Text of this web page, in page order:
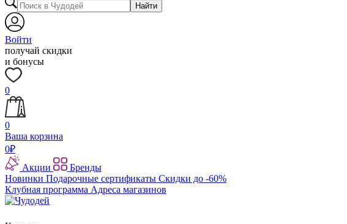
Найти
Войти
получай скидки
и бонусы
0
0
Ваша корзина
0₽
Акции
Бренды
Новинки Подарочные сертификаты Скидки до -60%
Клубная программа Адреса магазинов